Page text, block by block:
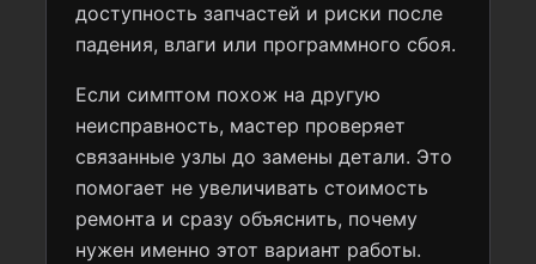
доступность запчастей и риски после
падения, влаги или программного сбоя.
Если симптом похож на другую
неисправность, мастер проверяет
связанные узлы до замены детали. Это
помогает не увеличивать стоимость
ремонта и сразу объяснить, почему
нужен именно этот вариант работы.